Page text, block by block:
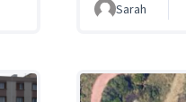
Sarah